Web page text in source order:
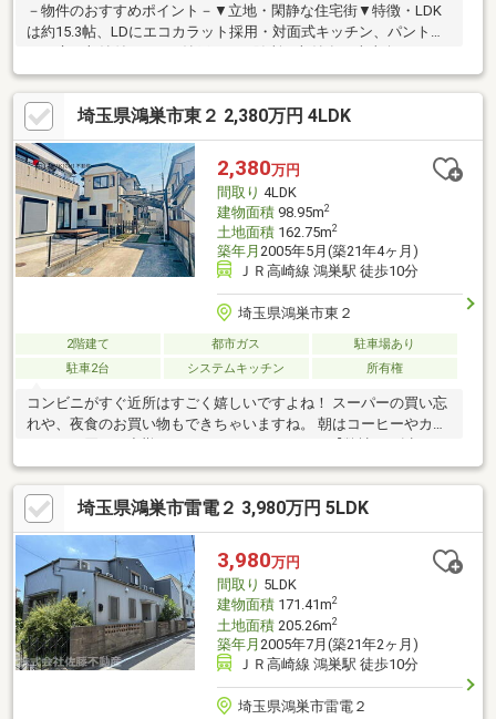
－物件のおすすめポイント－▼立地・閑静な住宅街▼特徴・LDK
は約15.3帖、LDにエコカラット採用・対面式キッチン、パントリ
コニーを設置・駐車場有(車種による)▼設備・食洗機・IHクッキ
ングヒーター・水栓一体型浄水器・TVモニタ付インターホン▼周
辺環境・エルミこうのすショッピングモール 徒歩6分(約480m)※容
積率は前面道路幅員により176％に制限されます※法22条区域・法
23条区域■ ご希望の住まい探しをお手伝いします
━━━━━・・・物件の詳細・ご相談はお気軽にお問い合わせく
ださい。
埼玉県鴻巣市東２ 2,380万円 4LDK
2,380万円
間取り 4LDK
建物面積98.95m2
土地面積162.75m2
築年月 2005年5月(築21年4ヶ月)
ＪＲ高崎線 鴻巣駅 徒歩10分
埼玉県鴻巣市東２
2階建て 都市ガス
駐車場あり
駐車2台
システムキッチン 所有権
コンビニがすぐ近所はすごく嬉しいですよね！ スーパーの買い忘
れや、夜食のお買い物もできちゃいますね。 朝はコーヒーやカフ
５つをお客様にお約束いたします】1.物件の善し悪しは全て正直
にお話しします。2.無理な売り込みや契約の催促、突然の訪問
等、しつこい営業は一切行いません。3.契約したら終わりではな
くお引き渡し後、お引越し後もお客様のパートナーであること。
4.ウソやおとり広告は一切使いません。(データ更新は迅速に行い
ます。）5.お客様の個人情報は細心の注意を払って取り扱いしま
す。
埼玉県鴻巣市雷電２ 3,980万円 5LDK
3,980万円
間取り 5LDK
建物面積171.41m2
土地面積205.26m2
築年月 2005年7月(築21年2ヶ月)
ＪＲ高崎線 鴻巣駅 徒歩10分
埼玉県鴻巣市雷電２